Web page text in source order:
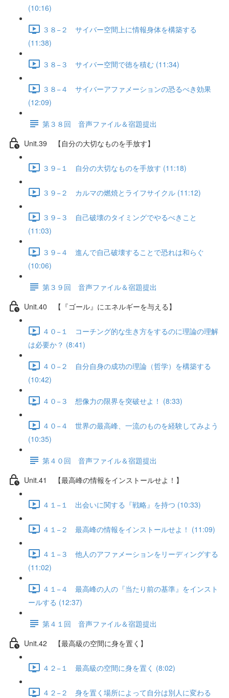
(10:16)
３８−２ サイバー空間上に情報身体を構築する
(11:38)
３８−３ サイバー空間で徳を積む (11:34)
３８−４ サイバーアファメーションの恐るべき効果
(12:09)
第３８回 音声ファイル＆宿題提出
Unit.39 【自分の大切なものを手放す】
３９−１ 自分の大切なものを手放す (11:18)
３９−２ カルマの燃焼とライフサイクル (11:12)
３９−３ 自己破壊のタイミングでやるべきこと
(11:03)
３９−４ 進んで自己破壊することで恐れは和らぐ
(10:06)
第３９回 音声ファイル＆宿題提出
Unit.40 【『ゴール』にエネルギーを与える】
４０−１ コーチング的な生き方をするのに理論の理解
は必要か？ (8:41)
４０−２ 自分自身の成功の理論（哲学）を構築する
(10:42)
４０−３ 想像力の限界を突破せよ！ (8:33)
４０−４ 世界の最高峰、一流のものを経験してみよう
(10:35)
第４０回 音声ファイル＆宿題提出
Unit.41 【最高峰の情報をインストールせよ！】
４１−１ 出会いに関する『戦略』を持つ (10:33)
４１−２ 最高峰の情報をインストールせよ！ (11:09)
４１−３ 他人のアファメーションをリーディングする
(11:02)
４１−４ 最高峰の人の『当たり前の基準』をインスト
ールする (12:37)
第４１回 音声ファイル＆宿題提出
Unit.42 【最高級の空間に身を置く】
４２−１ 最高級の空間に身を置く (8:02)
４２−２ 身を置く場所によって自分は別人に変わる